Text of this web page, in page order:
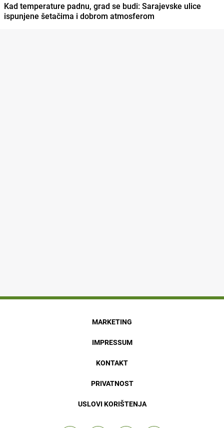
Kad temperature padnu, grad se budi: Sarajevske ulice
ispunjene šetačima i dobrom atmosferom
MARKETING
IMPRESSUM
KONTAKT
PRIVATNOST
USLOVI KORIŠTENJA